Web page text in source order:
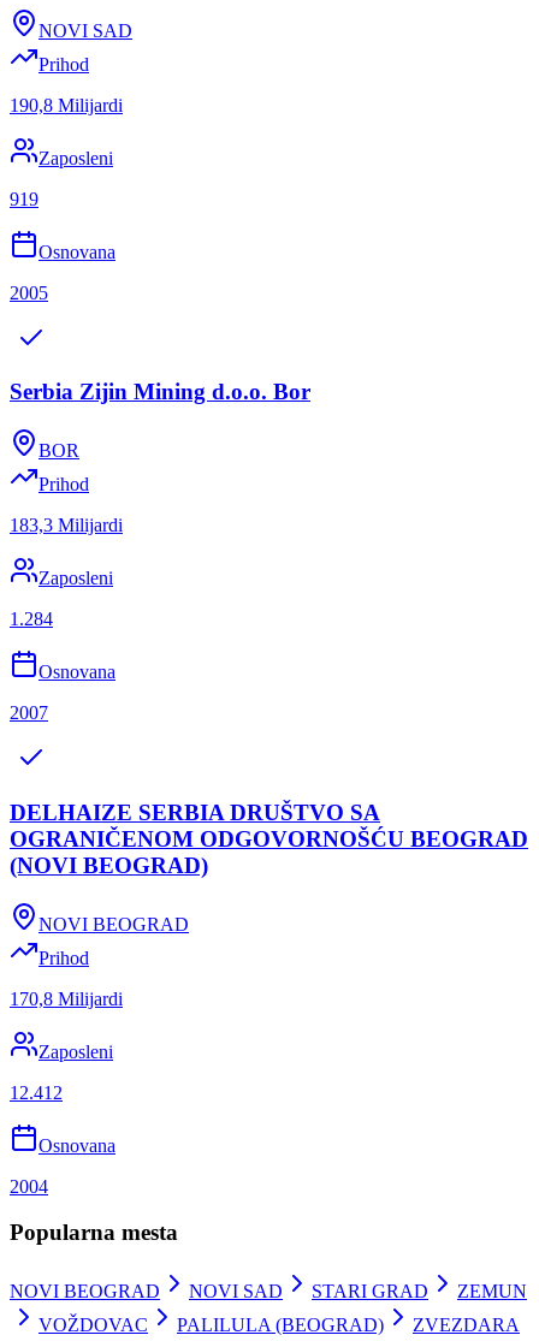
NOVI SAD
Prihod
190,8 Milijardi
Zaposleni
919
Osnovana
2005
Serbia Zijin Mining d.o.o. Bor
BOR
Prihod
183,3 Milijardi
Zaposleni
1.284
Osnovana
2007
DELHAIZE SERBIA DRUŠTVO SA
OGRANIČENOM ODGOVORNOŠĆU BEOGRAD
(NOVI BEOGRAD)
NOVI BEOGRAD
Prihod
170,8 Milijardi
Zaposleni
12.412
Osnovana
2004
Popularna mesta
NOVI BEOGRAD NOVI SAD STARI GRAD
ZEMUN
VOŽDOVAC
PALILULA (BEOGRAD) ZVEZDARA